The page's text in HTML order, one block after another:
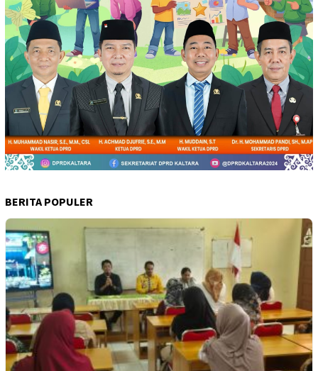
BERITA POPULER